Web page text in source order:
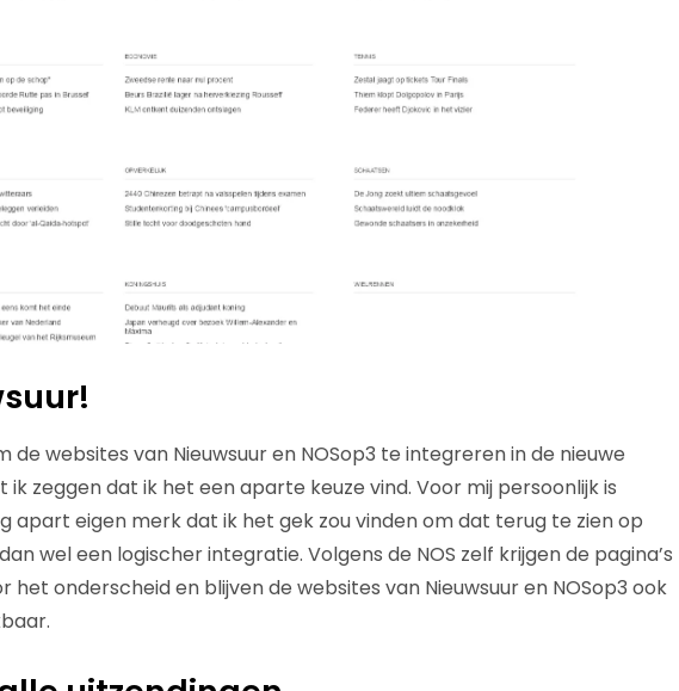
de websites van Nieuwsuur en NOSop3 te integreren in de nieuwe
zeggen dat ik het een aparte keuze vind. Voor mij persoonlijk is
apart eigen merk dat ik het gek zou vinden om dat terug te zien op
dan wel een logischer integratie. Volgens de NOS zelf krijgen de pagina’s
het onderscheid en blijven de websites van Nieuwsuur en NOSop3 ook